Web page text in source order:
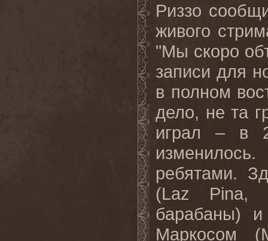
Риззо
живого
"Мы скоро
записи для
в полном
дело, не та
играл – в
изменилось
ребятами.
(Laz Pina,
барабаны)
Маркосом (